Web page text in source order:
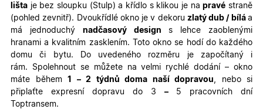
lišta je bez sloupku (Stulp) a křídlo s klikou je napravé straně
(pohled zevnitř). Dvoukřídlé okno je v dekoru zlatý dub / bíláa
má jednoduchý nadčasový design s lehce zaoblenými
hranami a kvalitním zasklením. Toto okno se hodí do každého
domu či bytu. Do uvedeného rozměru je započítaný i
rám. Spolehnout se můžete na velmi rychlé dodání – okno
máte během 1 – 2 týdnů doma naší dopravou, nebo si
připlaťte expresní dopravu do 3 – 5 pracovních dní
Toptransem.